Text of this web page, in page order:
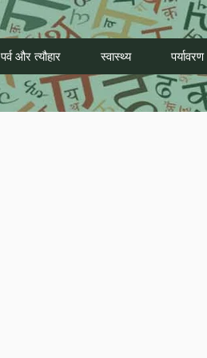
पर्व और त्यौहार स्वास्थ्य पर्यावरण